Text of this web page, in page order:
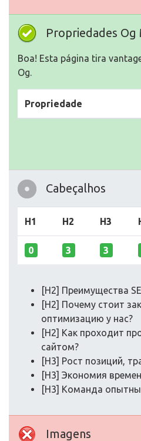
Propriedades Og
Boa! Esta página tira
Og.
Propriedade
Cabeçalhos
H1 H2 H3
0 3 3
[H2] Преимущества
[H2] Почему стоит
оптимизацию у нас?
[H2] Как проходит
сайтом?
[H3] Рост позиций,
[H3] Экономия
[H3] Команда
Imagens